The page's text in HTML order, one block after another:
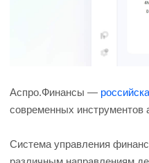
Аспро.Финансы —
современных инструментов
Система управления